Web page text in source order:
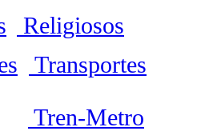
Religiosos
Transportes
Tren-Metro